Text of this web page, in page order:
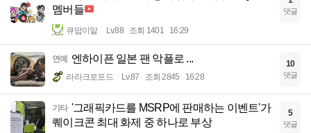
멤버들
큐땁이알 Lv.88 조회 1401 16:29
댓글
연예 엔하이픈 일본 팬 악플로 ...
라라크로포드 Lv.87 조회 2845 16:28
10
댓글
기타 '그래픽카드를 MSRP에 판매하는 이벤트'가
퀘이크콘 최대 화제 중 하나로 부상
5
댓글